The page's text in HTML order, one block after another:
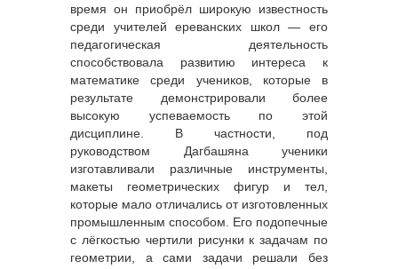
время он приобрёл широкую известность
среди учителей ереванских школ — его
педагогическая деятельность
способствовала развитию интереса к
математике среди учеников, которые в
результате демонстрировали более
высокую успеваемость по этой
дисциплине. В частности, под
руководством Дагбашяна ученики
изготавливали различные инструменты,
макеты геометрических фигур и тел,
которые мало отличались от изготовленных
промышленным способом. Его подопечные
с лёгкостью чертили рисунки к задачам по
геометрии, а сами задачи решали без